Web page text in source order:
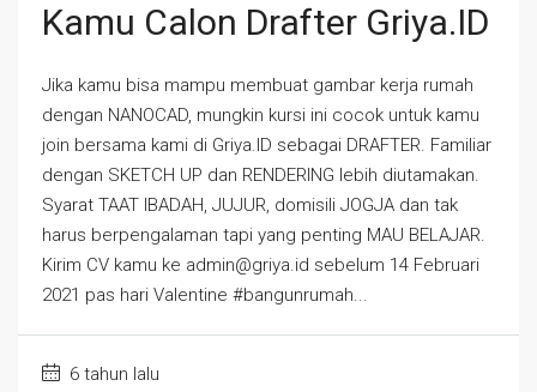
Kamu Calon Drafter Griya.ID
Jika kamu bisa mampu membuat gambar kerja rumah
dengan NANOCAD, mungkin kursi ini cocok untuk kamu
join bersama kami di Griya.ID sebagai DRAFTER. Familiar
dengan SKETCH UP dan RENDERING lebih diutamakan.
Syarat TAAT IBADAH, JUJUR, domisili JOGJA dan tak
harus berpengalaman tapi yang penting MAU BELAJAR.
Kirim CV kamu ke admin@griya.id sebelum 14 Februari
2021 pas hari Valentine #bangunrumah...
6 tahun lalu